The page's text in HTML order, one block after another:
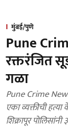
मुंबई/पुणे
Pune
रक्तरंजित
गळा
Pune Crime News: शिरूरमध्ये एका अल्पवयीन मुलाने
एका व्यक्तीची
शिक्रापूर